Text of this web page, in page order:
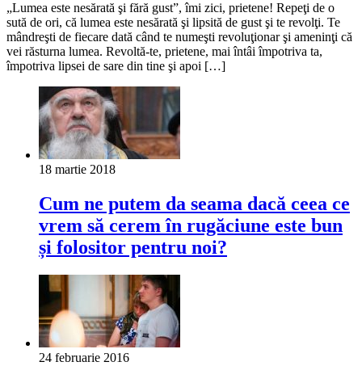
„Lumea este nesărată şi fără gust”, îmi zici, prietene! Repeţi de o
sută de ori, că lumea este nesărată şi lipsită de gust şi te revolţi. Te
mândreşti de fiecare dată când te numeşti revoluţionar şi ameninţi că
vei răsturna lumea. Revoltă-te, prietene, mai întâi împotriva ta,
împotriva lipsei de sare din tine şi apoi […]
18 martie 2018
Cum ne putem da seama dacă ceea ce
vrem să cerem în rugăciune este bun
și folositor pentru noi?
24 februarie 2016